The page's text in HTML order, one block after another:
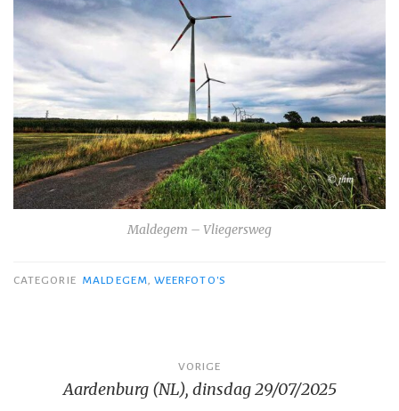
Maldegem – Vliegersweg
CATEGORIE MALDEGEM, WEERFOTO'S
navigatie
VORIGE
Aardenburg (NL), dinsdag 29/07/2025